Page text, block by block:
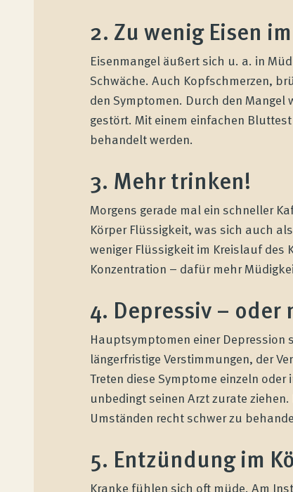
Wenatex Schlafberatung
Produktberatung zu Hause oder online!
Qualität und Garantie
2. Zu wenig Eisen
Eisenmangel äußert sich u. a. in
Schwäche. Auch Kopfschmerzen,
den Symptomen. Durch den
gestört. Mit einem einfachen
behandelt werden.
3. Mehr trinken!
Morgens gerade mal ein schneller
Körper Flüssigkeit, was sich auch
weniger Flüssigkeit im Kreislauf des
Konzentration – dafür mehr
4. Depressiv – oder
Hauptsymptomen einer Depression
längerfristige Verstimmungen, der
Treten diese Symptome einzeln
unbedingt seinen Arzt zurate
Umständen recht schwer zu
5. Entzündung im
Kranke fühlen sich oft müde. Am